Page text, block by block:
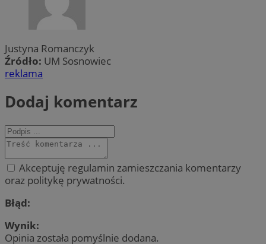
Justyna Romanczyk
Źródło: UM Sosnowiec
reklama
Dodaj komentarz
Akceptuję regulamin zamieszczania komentarzy
oraz politykę prywatności.
Błąd:
Wynik:
Opinia została pomyślnie dodana.